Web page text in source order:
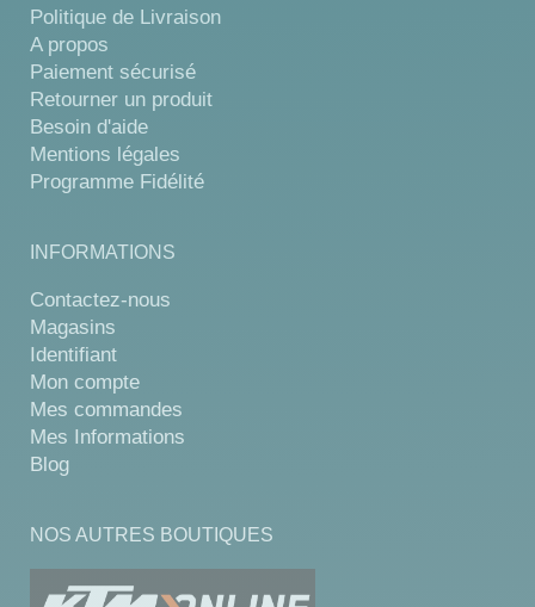
Politique de Livraison
A propos
Paiement sécurisé
Retourner un produit
Besoin d'aide
Mentions légales
Programme Fidélité
INFORMATIONS
Contactez-nous
Magasins
Identifiant
Mon compte
Mes commandes
Mes Informations
Blog
NOS AUTRES BOUTIQUES